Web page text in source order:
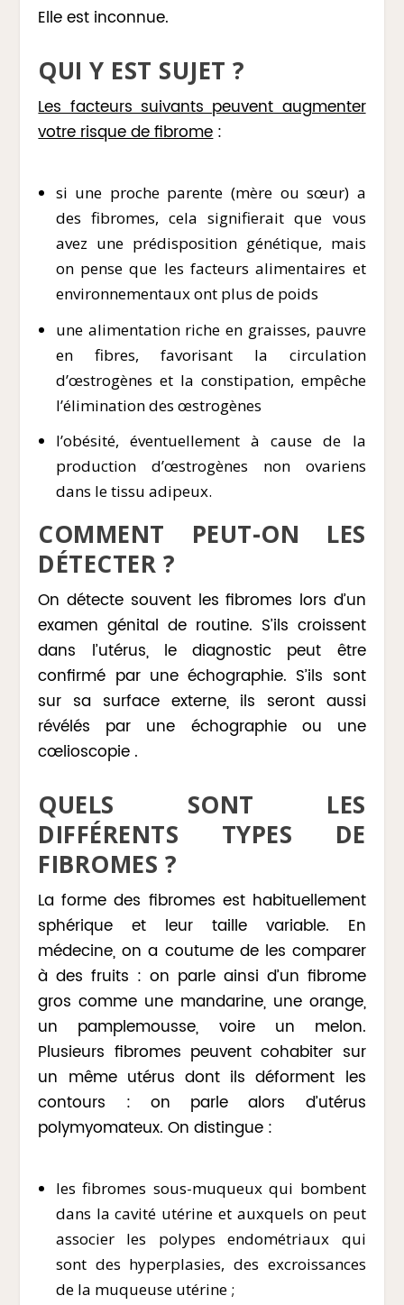
Elle est inconnue.
QUI Y EST SUJET ?
Les facteurs suivants peuvent augmenter
votre risque de fibrome:
si une proche parente (mère ou sœur) a
des fibromes, cela signifierait que vous
avez une prédisposition génétique, mais
on pense que les facteurs alimentaires et
environnementaux ont plus de poids
une alimentation riche en graisses, pauvre
en fibres, favorisant la circulation
d’œstrogènes et la constipation, empêche
l’élimination des œstrogènes
l’obésité, éventuellement à cause de la
production d’œstrogènes non ovariens
dans le tissu adipeux.
COMMENT PEUT-ON LES
DÉTECTER ?
On détecte souvent les fibromes lors d’un
examen génital de routine. S’ils croissent
dans l’utérus, le diagnostic peut être
confirmé par une échographie. S’ils sont
sur sa surface externe, ils seront aussi
révélés par une échographie ou une
cœlioscopie .
QUELS SONT LES
DIFFÉRENTS TYPES DE
FIBROMES ?
La forme des fibromes est habituellement
sphérique et leur taille variable. En
médecine, on a coutume de les comparer
à des fruits : on parle ainsi d’un fibrome
gros comme une mandarine, une orange,
un pamplemousse, voire un melon.
Plusieurs fibromes peuvent cohabiter sur
un même utérus dont ils déforment les
contours : on parle alors d’utérus
polymyomateux. On distingue :
les fibromes sous-muqueux qui bombent
dans la cavité utérine et auxquels on peut
associer les polypes endométriaux qui
sont des hyperplasies, des excroissances
de la muqueuse utérine ;